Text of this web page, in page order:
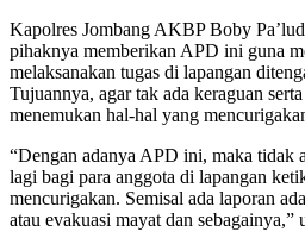
Kapolres Jombang AKBP Boby
pihaknya memberikan APD ini guna
melaksanakan tugas di lapangan
Tujuannya, agar tak ada keraguan
menemukan hal-hal yang
“Dengan adanya APD ini, maka tidak
lagi bagi para anggota di lapangan
mencurigakan. Semisal ada laporan
atau evakuasi mayat dan sebagainya,”